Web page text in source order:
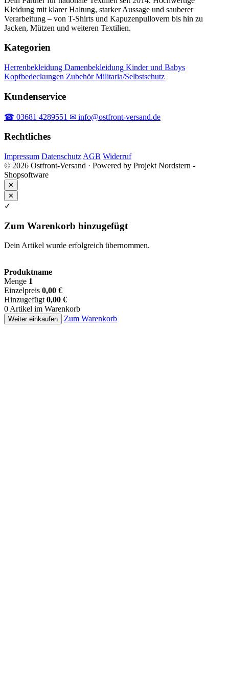
Kleidung mit klarer Haltung, starker Aussage und sauberer
Verarbeitung – von T-Shirts und Kapuzenpullovern bis hin zu
Jacken, Mützen und weiteren Textilien.
Kategorien
Herrenbekleidung Damenbekleidung Kinder und Babys
Kopfbedeckungen ZubehörMilitaria/Selbstschutz
Kundenservice
☎ 03681 4289551 ✉ info@ostfront-versand.de
Rechtliches
Impressum Datenschutz AGB Widerruf
© 2026 Ostfront-Versand · Powered by Projekt Nordstern -
Shopsoftware
✕
✕
✓
Zum Warenkorb hinzugefügt
Dein Artikel wurde erfolgreich übernommen.
Produktname
Menge 1
Einzelpreis 0,00 €
Hinzugefügt 0,00 €
0 Artikel im Warenkorb
Weiter einkaufen Zum Warenkorb